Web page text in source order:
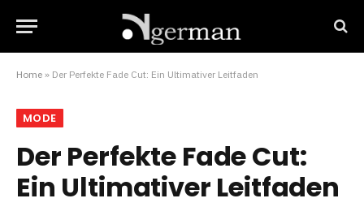
Home » Der Perfekte Fade Cut: Ein Ultimativer Leitfaden
MODE
Der Perfekte Fade Cut:
Ein Ultimativer Leitfaden